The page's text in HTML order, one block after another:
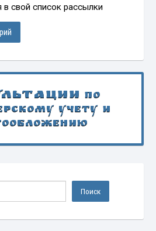
свой список рассылки
по
учету и